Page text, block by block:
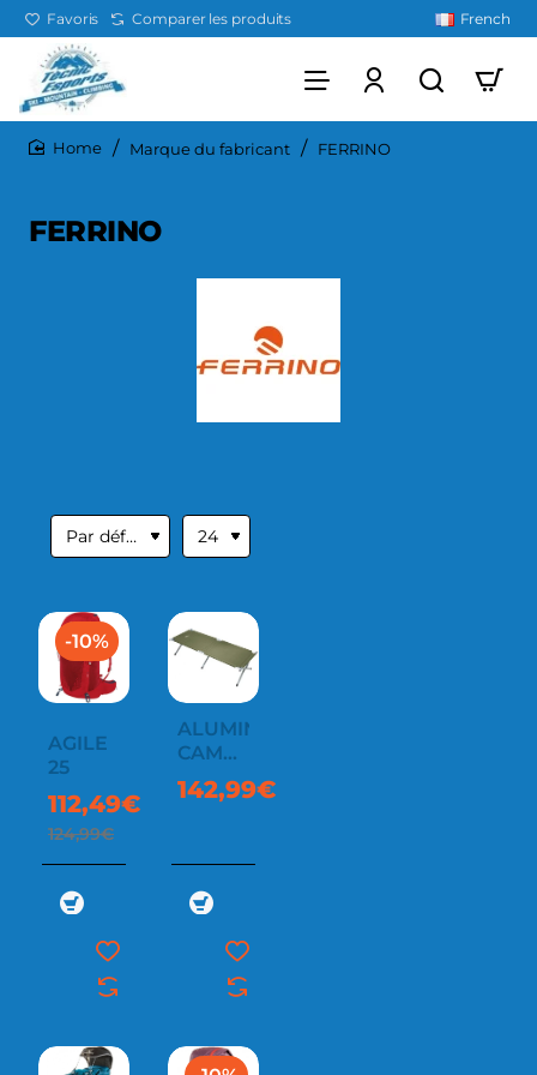
Favoris Comparer les produits French
Marque du fabricant FERRINO
FERRINO
-10%
AGILE
25
112,49€
124,99€
ALUMINIUM
CAMPING
COT
142,99€